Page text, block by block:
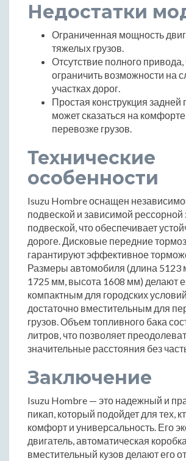
Недостатки
Ограниченная мощность
тяжелых грузов.
Отсутствие полного
ограничить возможности на
участках дорог.
Простая конструкция задней
может сказаться на
перевозке грузов.
Технические
особенности
Isuzu Hombre оснащен
подвеской и зависимой рессорной
подвеской, что обеспечивает
дороге. Дисковые передние
гарантируют эффективное
Размеры автомобиля (длина 5123
1725 мм, высота 1608 мм) делают
компактным для городских
достаточно вместительным для
грузов. Объем топливного бака
литров, что позволяет
значительные расстояния без
Заключение
Isuzu Hombre — это надежный и
пикап, который подойдет для тех,
комфорт и универсальность. Его
двигатель, автоматическая
вместительный кузов делают его